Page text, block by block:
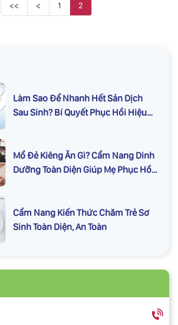
<< < 1 2
Làm Sao Để Nhanh Hết Sản Dịch
Sau Sinh? Bí Quyết Phục Hồi Hiệu
Mổ Đẻ Kiêng Ăn Gì? Cẩm Nang Dinh
Dưỡng Toàn Diện Giúp Mẹ Phục Hồi
Cẩm Nang Kiến Thức Chăm Trẻ Sơ
Sinh Toàn Diện, An Toàn